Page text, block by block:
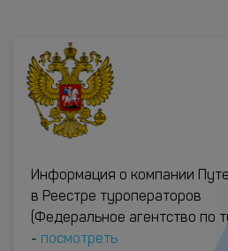
Информация о компании
в Реестре туроператоров
(Федеральное агентство по
- посмотреть